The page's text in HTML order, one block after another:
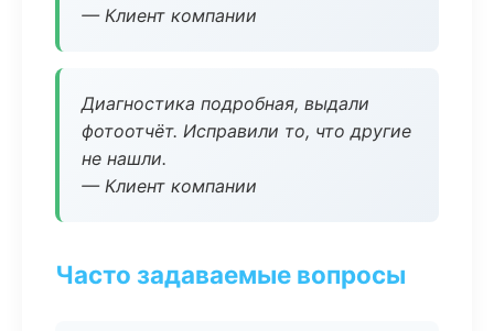
— Клиент компании
Диагностика подробная, выдали
фотоотчёт. Исправили то, что другие
не нашли.
— Клиент компании
Часто задаваемые вопросы